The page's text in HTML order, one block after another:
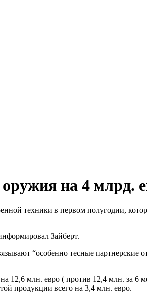
на 4 млрд.
техники в первом полугодии,
Зайберт.
“особенно тесные партнерские
12,6 млн. евро ( против 12,4 млн. за 6
продукции всего на 3,4 млн. евро.